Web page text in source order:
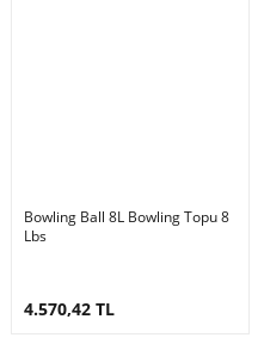
Bowling Ball 8L Bowling Topu 8
Lbs
4.570,42 TL